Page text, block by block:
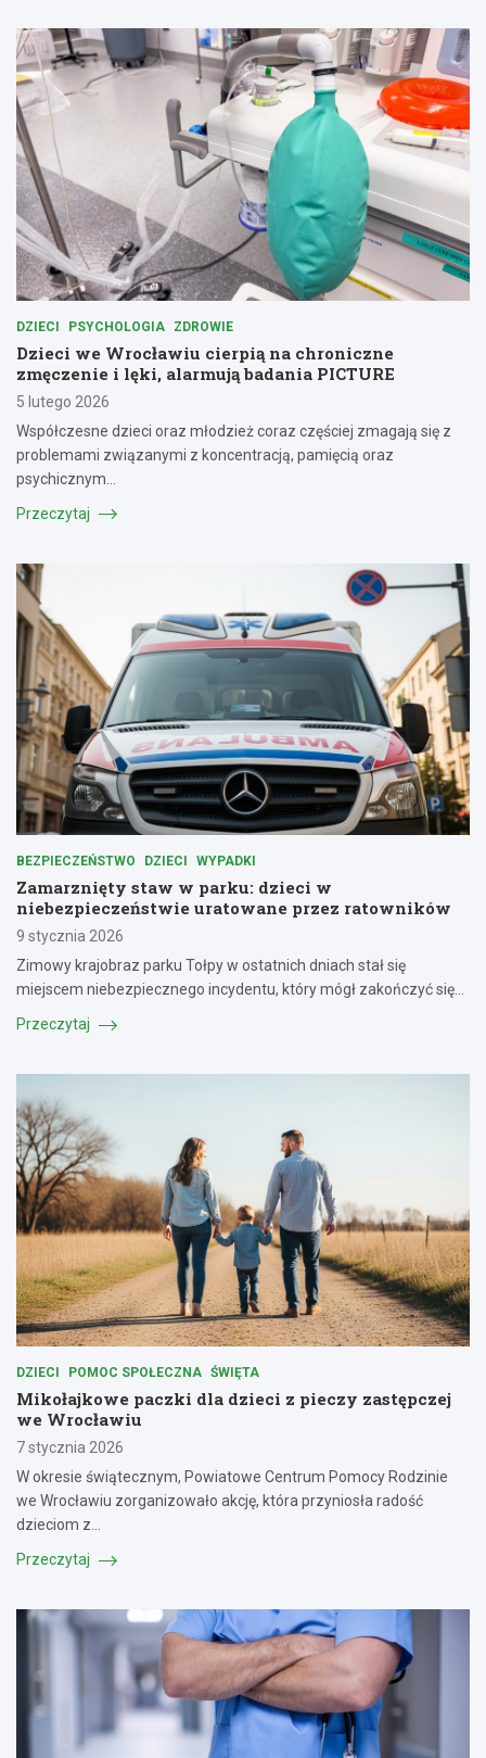
DZIECI PSYCHOLOGIA ZDROWIE
Dzieci we Wrocławiu cierpią na chroniczne
zmęczenie i lęki, alarmują badania PICTURE
5 lutego 2026
Współczesne dzieci oraz młodzież coraz częściej zmagają się z
problemami związanymi z koncentracją, pamięcią oraz
psychicznym…
Przeczytaj
BEZPIECZEŃSTWO DZIECI WYPADKI
Zamarznięty staw w parku: dzieci w
niebezpieczeństwie uratowane przez ratowników
9 stycznia 2026
Zimowy krajobraz parku Tołpy w ostatnich dniach stał się
miejscem niebezpiecznego incydentu, który mógł zakończyć się…
Przeczytaj
DZIECI POMOC SPOŁECZNA ŚWIĘTA
Mikołajkowe paczki dla dzieci z pieczy zastępczej
we Wrocławiu
7 stycznia 2026
W okresie świątecznym, Powiatowe Centrum Pomocy Rodzinie
we Wrocławiu zorganizowało akcję, która przyniosła radość
dzieciom z…
Przeczytaj